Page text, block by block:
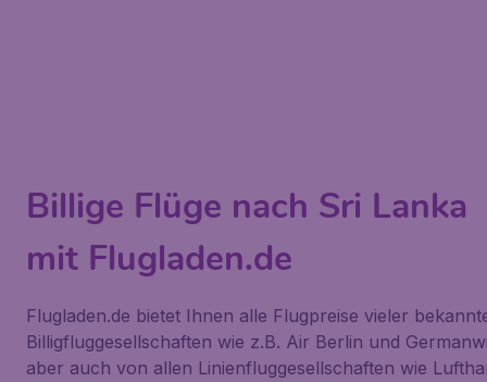
Billige Flüge nach Sri Lanka
mit Flugladen.de
Flugladen.de bietet Ihnen alle Flugpreise vieler
Billigfluggesellschaften wie z.B. Air Berlin und
aber auch von allen Linienfluggesellschaften wie